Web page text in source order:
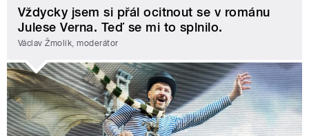
Vždycky jsem si přál ocitnout se v románu
Julese Verna. Teď se mi to splnilo.
Václav Žmolík, moderátor